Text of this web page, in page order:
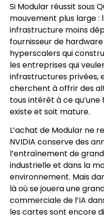
Si Modular réussit sous
mouvement plus large :
infrastructure moins
fournisseur de
hyperscalers qui
les entreprises qui
infrastructures privées,
cherchent à offrir des
tous intérêt à ce
existe et soit mature.
L’achat de Modular ne
NVIDIA conserve des
l’entraînement de
industrielle et dans la
environnement. Mais
là où se jouera une
commerciale de l’IA
les cartes sont encore